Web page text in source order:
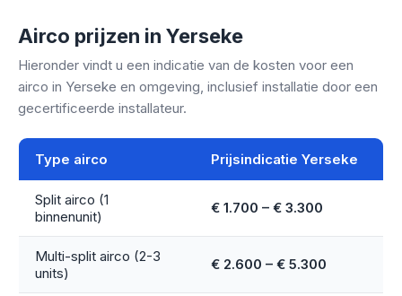
Airco prijzen in Yerseke
Hieronder vindt u een indicatie van de kosten voor een
airco in Yerseke en omgeving, inclusief installatie door een
gecertificeerde installateur.
Type airco Prijsindicatie Yerseke
Split airco (1
binnenunit)
€ 1.700 – € 3.300
Multi-split airco (2-3
units)
€ 2.600 – € 5.300